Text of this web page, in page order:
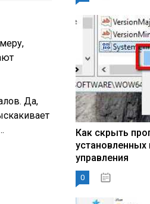
Да,
Как скрыть
управления
0